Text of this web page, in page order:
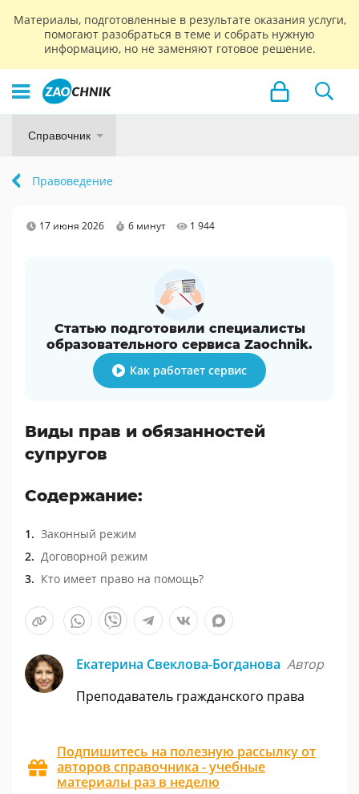
Материалы, подготовленные в результате оказания услуги,
помогают разобраться в теме и собрать нужную
информацию, но не заменяют готовое решение.
Справочник
Правоведение
17 июня 2026 6 минут 1 944
Статью подготовили специалисты
образовательного сервиса Zaochnik.
Как работает сервис
Виды прав и обязанностей
супругов
Содержание:
Законный режим
Договорной режим
Кто имеет право на помощь?
Екатерина Свеклова-Богданова Автор
Преподаватель гражданского права
Подпишитесь на полезную рассылку от
авторов справочника - учебные
материалы раз в неделю